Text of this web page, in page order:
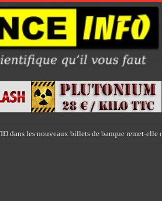
dans les nouveaux billets de banque remet-